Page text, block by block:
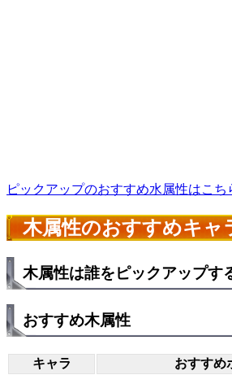
ピックアップのおすすめ水属性はこち
木属性のおすすめキャ
木属性は誰をピックアップす
おすすめ木属性
キャラ おすすめ